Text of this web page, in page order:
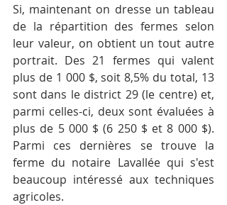
Si, maintenant on dresse un tableau
de la répartition des fermes selon
leur valeur, on obtient un tout autre
portrait. Des 21 fermes qui valent
plus de 1 000 $, soit 8,5% du total, 13
sont dans le district 29 (le centre) et,
parmi celles-ci, deux sont évaluées à
plus de 5 000 $ (6 250 $ et 8 000 $).
Parmi ces dernières se trouve la
ferme du notaire Lavallée qui s'est
beaucoup intéressé aux techniques
agricoles.